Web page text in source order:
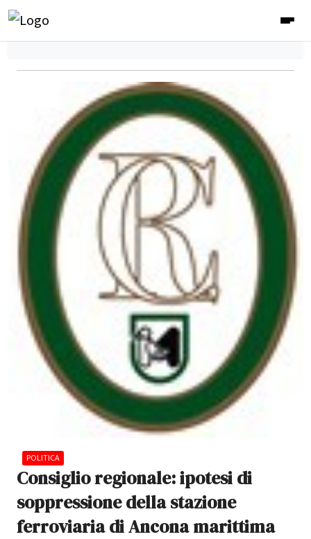
POLITICA
Consiglio regionale: ipotesi di
soppressione della stazione
ferroviaria di Ancona marittima